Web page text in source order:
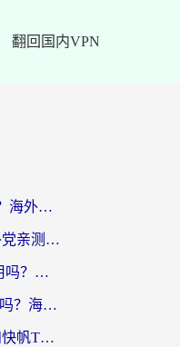
翻回国内VPN
雷神手游和sixfast哪个好？海外党亲测3款回国加速器，教你选对不踩坑
穿梭和快喵好用吗？海外党亲测：小众加速器对比+番茄加速器深度体验
云极和Unblock Youku好用吗？海外党亲测+2026回国加速器避坑指南
ChickCN和海外回国好用吗？海外党2026亲测：从手游到影音，选对加速器的3个关键
海外党必看：雷神手游和快帆TV版好用吗？3步选对回国加速器不踩坑